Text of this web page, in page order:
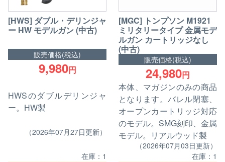
[HWS] ダブル・デリンジャ
ー HW モデルガン (中古)
販売価格(税込)
9,980円
HWSのダブルデリンジャ
ー。HW製
（2026年07月27日更新）
在庫：1
[MGC] トンプソン M1921
ミリタリータイプ 金属モデ
ルガン カートリッジなし
(中古)
販売価格(税込)
24,980円
本体、マガジンのみの商品
となります。バレル閉塞、
オープンカートリッジ対応
のモデル。SMG刻印、金属
モデル。リアルウッド製
（2026年07月03日更新）
在庫：1